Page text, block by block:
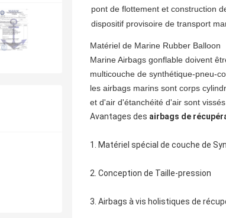
pont de flottement et construction
dispositif provisoire de transport
Matériel de Marine Rubber Balloon
Marine Airbags gonflable doivent
multicouche de synthétique-pneu-
les airbags marins sont corps
et d'air d'étanchéité d'air sont
Avantages des airbags de
1. Matériel spécial de couche de
2. Conception de Taille-pression
3. Airbags à vis holistiques de